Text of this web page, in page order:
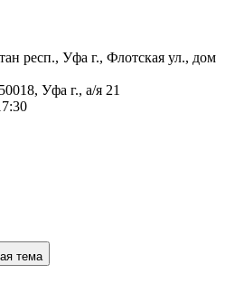
респ., Уфа г., Флотская ул., дом
Уфа г., а/я 21
тема